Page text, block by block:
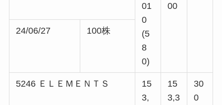
01
0
(5
8
0)
00
24/06/27 100株
5246 ＥＬＥＭＥＮＴＳ
15
3,
15
3,3
30
0